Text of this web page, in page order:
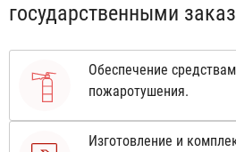
государственными
Обеспечение
пожаротушения.
Изготовление и